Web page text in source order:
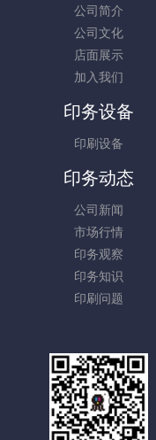
公司简介
公司文化
店面展示
加入我们
印务设备
印刷设备
印务动态
公司新闻
市场行情
印务观察
印务知识
印刷问题